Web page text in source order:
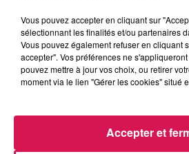
Vous pouvez accepter en cliquant sur
sélectionnant les finalités et/ou partenaires
Vous pouvez également refuser en cliquant
accepter". Vos préférences ne
pouvez mettre à jour vos choix, ou retirer
moment via le lien "Gérer les cookies" situé
Accepter et